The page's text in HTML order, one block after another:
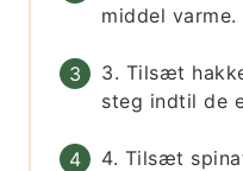
middel varme.
3. Tilsæt
steg indtil de
4. Tilsæt